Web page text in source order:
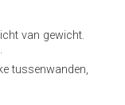
van gewicht.
tussenwanden,